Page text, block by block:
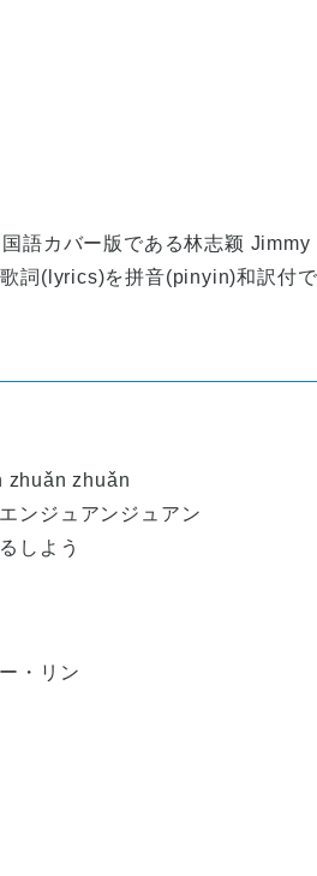
語カバー版である林志颖
(lyrics)を拼音(pinyin)和訳付で
zhuǎn zhuǎn
ンジュアンジュアン
しよう
・リン